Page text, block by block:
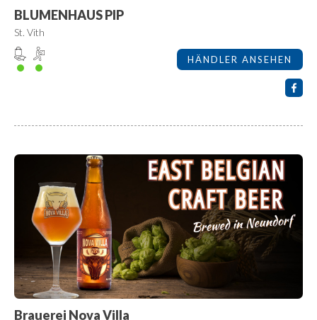
BLUMENHAUS PIP
St. Vith
HÄNDLER ANSEHEN
Brauerei Nova Villa